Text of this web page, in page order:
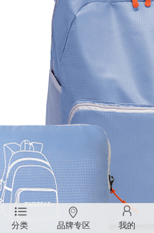
分类 品牌专区 我的